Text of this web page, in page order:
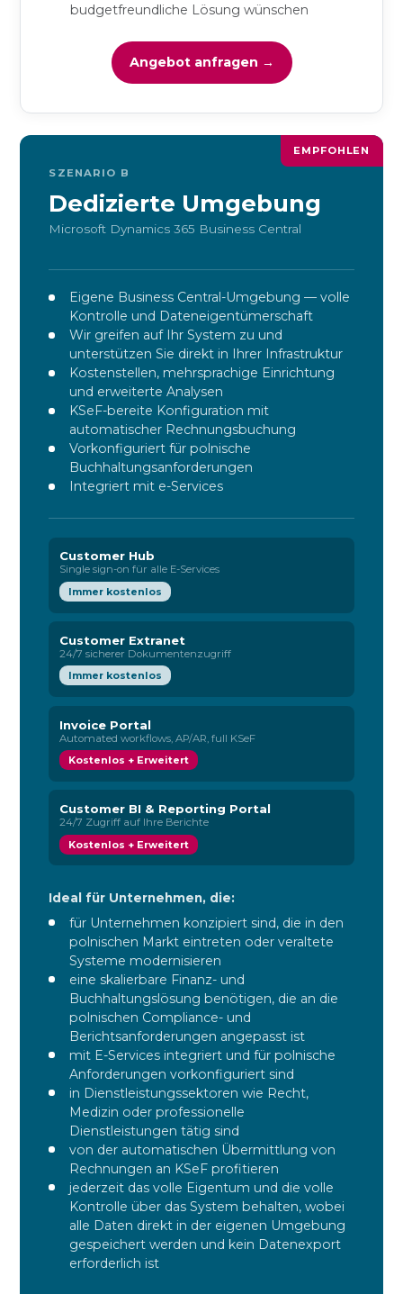
budgetfreundliche Lösung wünschen
Angebot anfragen →
EMPFOHLEN
SZENARIO B
Dedizierte Umgebung
Microsoft Dynamics 365 Business Central
Eigene Business Central-Umgebung — volle
Kontrolle und Dateneigentümerschaft
Wir greifen auf Ihr System zu und
unterstützen Sie direkt in Ihrer Infrastruktur
Kostenstellen, mehrsprachige Einrichtung
und erweiterte Analysen
KSeF-bereite Konfiguration mit
automatischer Rechnungsbuchung
Vorkonfiguriert für polnische
Buchhaltungsanforderungen
Integriert mit e-Services
Customer Hub
Single sign-on für alle E-Services
Immer kostenlos
Customer Extranet
24/7 sicherer Dokumentenzugriff
Immer kostenlos
Invoice Portal
Automated workflows, AP/AR, full KSeF
Kostenlos + Erweitert
Customer BI & Reporting Portal
24/7 Zugriff auf Ihre Berichte
Kostenlos + Erweitert
Ideal für Unternehmen, die:
für Unternehmen konzipiert sind, die in den
polnischen Markt eintreten oder veraltete
Systeme modernisieren
eine skalierbare Finanz- und
Buchhaltungslösung benötigen, die an die
polnischen Compliance- und
Berichtsanforderungen angepasst ist
mit E-Services integriert und für polnische
Anforderungen vorkonfiguriert sind
in Dienstleistungssektoren wie Recht,
Medizin oder professionelle
Dienstleistungen tätig sind
von der automatischen Übermittlung von
Rechnungen an KSeF profitieren
jederzeit das volle Eigentum und die volle
Kontrolle über das System behalten, wobei
alle Daten direkt in der eigenen Umgebung
gespeichert werden und kein Datenexport
erforderlich ist